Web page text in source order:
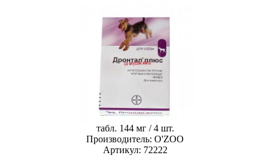
табл. 144 мг / 4 шт.
Производитель: O'ZOO
Артикул: 72222